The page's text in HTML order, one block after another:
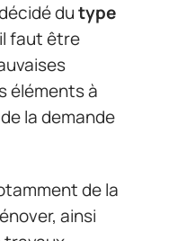
dutype
faut être
éléments à
la demande
de la
ainsi